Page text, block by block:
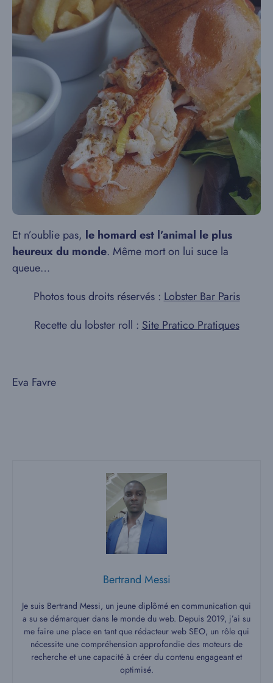
Et n’oublie pas, le homard est l’animal le plus
heureux du monde. Même mort on lui suce la
queue…
Photos tous droits réservés : Lobster Bar Paris
Recette du lobster roll : Site Pratico Pratiques
Eva Favre
Bertrand Messi
Je suis Bertrand Messi, un jeune diplômé en communication qui
a su se démarquer dans le monde du web. Depuis 2019, j’ai su
me faire une place en tant que rédacteur web SEO, un rôle qui
nécessite une compréhension approfondie des moteurs de
recherche et une capacité à créer du contenu engageant et
optimisé.